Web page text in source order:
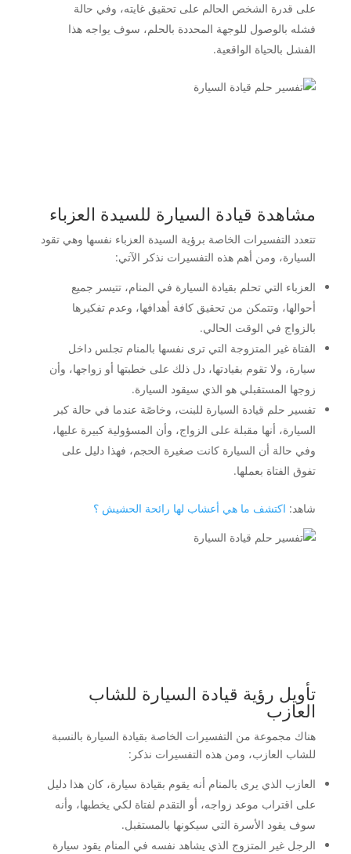
على قدرة الشخص الحالم على تحقيق غايته، وفي حالة
فشله بالوصول للوجهة المحددة بالحلم، سوف يواجه هذا
الفشل بالحياة الواقعية.
مشاهدة قيادة السيارة للسيدة العزباء
تتعدد التفسيرات الخاصة برؤية السيدة العزباء نفسها وهي تقود
السيارة، ومن أهم هذه التفسيرات نذكر الآتي:
العزباء التي تحلم بقيادة السيارة في المنام، تتيسر جميع
أحوالها، وتتمكن من تحقيق كافة أهدافها، وعدم تفكيرها
بالزواج في الوقت الحالي.
الفتاة غير المتزوجة التي ترى نفسها بالمنام تجلس داخل
سيارة، ولا تقوم بقيادتها، دل ذلك على خطبتها أو زواجها، وأن
زوجها المستقبلي هو الذي سيقود السيارة.
تفسير حلم قيادة السيارة للبنت، وخاصًة عندما في حالة كبر
السيارة، أنها مقبلة على الزواج، وأن المسؤولية كبيرة عليها،
وفي حالة أن السيارة كانت صغيرة الحجم، فهذا دليل على
تفوق الفتاة بعملها.
شاهد: اكتشف ما هي أعشاب لها رائحة الحشيش ؟
تأويل رؤية قيادة السيارة للشاب
العازب
هناك مجموعة من التفسيرات الخاصة بقيادة السيارة بالنسبة
للشاب العازب، ومن هذه التفسيرات نذكر:
العازب الذي يرى بالمنام أنه يقوم بقيادة سيارة، كان هذا دليل
على اقتراب موعد زواجه، أو التقدم لفتاة لكي يخطبها، وأنه
سوف يقود الأسرة التي سيكونها بالمستقبل.
الرجل غير المتزوج الذي يشاهد نفسه في المنام يقود سيارة